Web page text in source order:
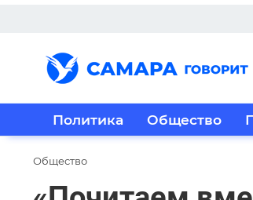
Политика Общество
Общество